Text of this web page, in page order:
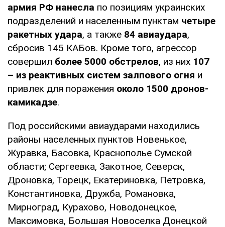
армия РФ нанесла по позициям украинских
подразделений и населенным пунктам четыре
ракетных удара, а также 84 авиаудара,
сбросив 145 КАБов. Кроме того, агрессор
совершил более 5000 обстрелов, из них 107
– из реактивных систем залпового огня и
привлек для поражения около 1500 дронов-
камикадзе.
Под российскими авиаударами находились
районы населенных пунктов Новенькое,
Журавка, Басовка, Краснополье Сумской
области; Сергеевка, Закотное, Северск,
Дроновка, Торецк, Екатериновка, Петровка,
Константиновка, Дружба, Романовка,
Мирноград, Курахово, Новодонецкое,
Максимовка, Большая Новоселка Донецкой